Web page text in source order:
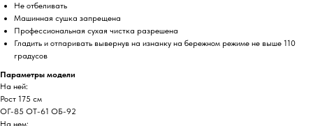
Не отбеливать
Машинная сушка запрещена
Профессиональная сухая чистка разрешена
Гладить и отпаривать вывернув на изнанку на бережном режиме не выше 110
градусов
Параметры модели
На ней:
Рост 175 см
ОГ-85 ОТ-61 ОБ-92
На нем: